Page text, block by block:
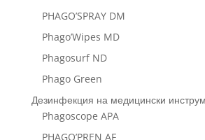
PHAGO’SPRAY DM
Phago’Wipes MD
Phagosurf ND
Phago Green
Дезинфекция на медицински
Phagoscope APA
PHAGO’PREN AF